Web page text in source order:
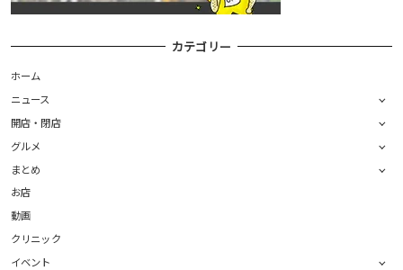
カテゴリー
ホーム
ニュース
開店・閉店
グルメ
まとめ
お店
動画
クリニック
イベント